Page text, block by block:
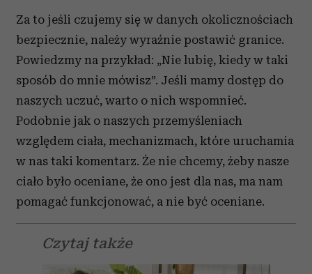
Za to jeśli czujemy się w danych okolicznościach
bezpiecznie, należy wyraźnie postawić granice.
Powiedzmy na przykład: „Nie lubię, kiedy w taki
sposób do mnie mówisz”. Jeśli mamy dostęp do
naszych uczuć, warto o nich wspomnieć.
Podobnie jak o naszych przemyśleniach
względem ciała, mechanizmach, które uruchamia
w nas taki komentarz. Że nie chcemy, żeby nasze
ciało było oceniane, że ono jest dla nas, ma nam
pomagać funkcjonować, a nie być oceniane.
Czytaj także